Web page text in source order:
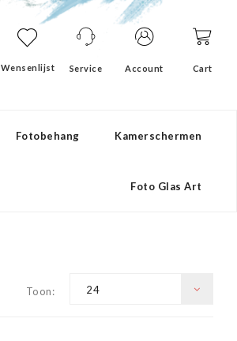
Wensenlijst Service Account Cart
Fotobehang Kamerschermen
Foto Glas Art
Toon: 24